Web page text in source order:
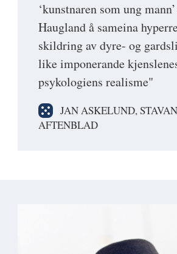
‘kunstnaren som ung
Haugland å sameina
skildring av dyre- og
like imponerande
psykologiens realisme"
JAN ASKELUND,
AFTENBLAD